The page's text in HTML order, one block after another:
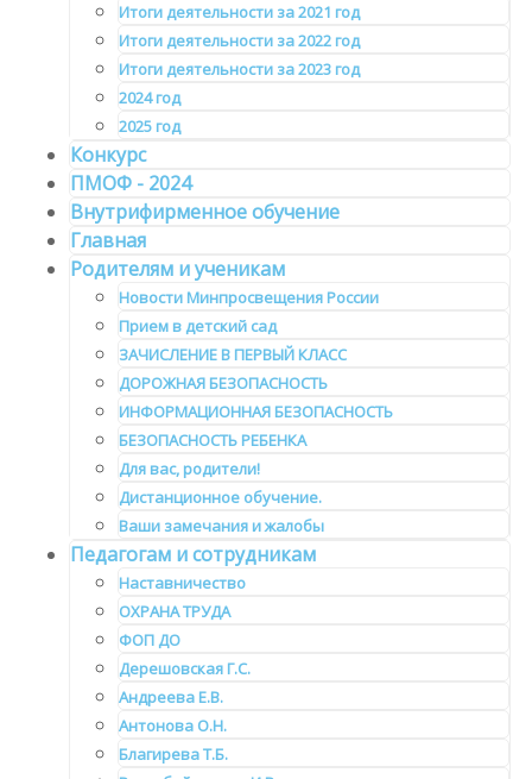
Итоги деятельности за 2021 год
Итоги деятельности за 2022 год
Итоги деятельности за 2023 год
2024 год
2025 год
Конкурс
ПМОФ - 2024
Внутрифирменное обучение
Главная
Родителям и ученикам
Новости Минпросвещения России
Прием в детский сад
ЗАЧИСЛЕНИЕ В ПЕРВЫЙ КЛАСС
ДОРОЖНАЯ БЕЗОПАСНОСТЬ
ИНФОРМАЦИОННАЯ БЕЗОПАСНОСТЬ
БЕЗОПАСНОСТЬ РЕБЕНКА
Для вас, родители!
Дистанционное обучение.
Ваши замечания и жалобы
Педагогам и сотрудникам
Наставничество
ОХРАНА ТРУДА
ФОП ДО
Дерешовская Г.С.
Андреева Е.В.
Антонова О.Н.
Благирева Т.Б.